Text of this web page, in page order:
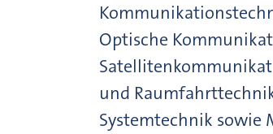
Optische
und
Systemtechnik sowie